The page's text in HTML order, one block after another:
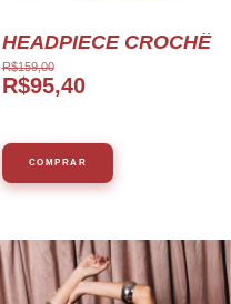
HEADPIECE CROCHÊ
R$159,00
R$95,40
COMPRAR